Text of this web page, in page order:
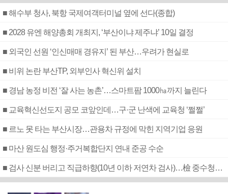
■ 해수부 청사, 북항 국제여객터미널 옆에 선다(종합)
■ 2028 유엔 해양총회 개최지, ‘부산이냐 제주냐’ 10일 결정
■ 외국인 선원 ‘인신매매 경유지’ 된 부산…우려가 현실로
■ 비위 논란 부산TP, 외부인사 혁신위 설치
■ 경남 농정 비전 ‘잘 사는 농촌’…스마트팜 1000㏊까지 늘린다
■ 교육혁신선도지 공모 코앞인데…구·군 난색에 교육청 ‘쩔쩔’
■ 르노 못 타는 부산시장…관용차 규정에 막힌 지역기업 응원
■ 마산 원도심 행정·주거복합단지 연내 준공 수순
■ 검사 신분 버리고 직급하향(10년 이하 저연차 검사)…檢 중수청행 기피